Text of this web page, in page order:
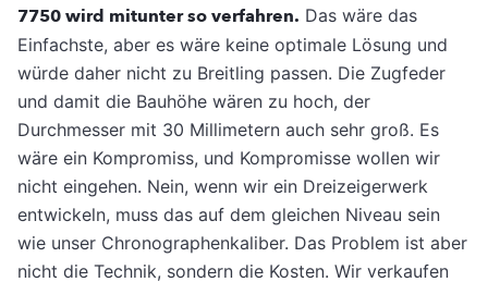
7750 wird mitunter so verfahren. Das wäre das
Einfachste, aber es wäre keine optimale Lösung und
würde daher nicht zu Breitling passen. Die Zugfeder
und damit die Bauhöhe wären zu hoch, der
Durchmesser mit 30 Millimetern auch sehr groß. Es
wäre ein Kompromiss, und Kompromisse wollen wir
nicht eingehen. Nein, wenn wir ein Dreizeigerwerk
entwickeln, muss das auf dem gleichen Niveau sein
wie unser Chronographenkaliber. Das Problem ist aber
nicht die Technik, sondern die Kosten. Wir verkaufen